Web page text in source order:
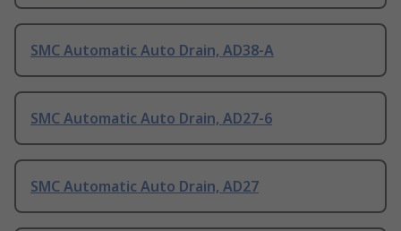
SMC Automatic Auto Drain, AD38-A
SMC Automatic Auto Drain, AD27-6
SMC Automatic Auto Drain, AD27